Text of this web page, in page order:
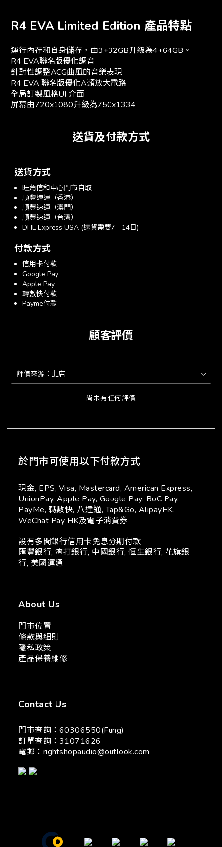
R4 EVA Limited Edition 產品特點
運行內存和自身儲存，由3+32GB升級為4+64GB。
R4 EVA聯名版優化調音
針對性調整ACG曲風的音樂表現
R4 EVA 聯名版優化A類放大電路
全局訂製風格UI 介面
屏幕由720x1080升級為750x1334
送貨及付款方式
送貨方式
旺角信和中心門市自取
順豐速運（香港）
順豐速運（澳門）
順豐速運（台灣）
DHL Express USA (送貨需要7－14日)
付款方式
信用卡付款
Google Pay
Apple Pay
轉數快付款
Payme付款
顧客評價
尚未有任何評價
於門市可使用以下付款方式
現金, EPS, Visa, Mastercard, American Express,
UnionPay, Apple Pay, Google Pay, BoC Pay,
PayMe, 轉數快, 八達通, Tap&Go, AlipayHK,
WeChat Pay HK及電子消費券
設有多間銀行信用卡免息分期付款
匯豐銀行, 渣打銀行, 中國銀行, 恒生銀行, 花旗銀
行, 美國運通
About Us
門市位置
條款與細則
隱私政策
產品保養維修
Contact Us
門市查詢：60306550(Fung)
訂單查詢：31071626
電郵： rightshopaudio@outlook.com